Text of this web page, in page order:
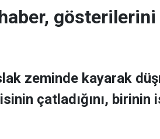
zeminde kayarak
çatladığını, birinin